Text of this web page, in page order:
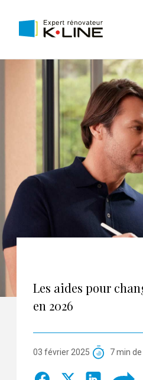
Les aides pour
en 2026
03 février 2025 7 min